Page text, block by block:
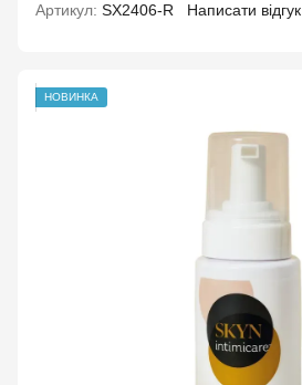
Артикул: SX2406-R Написати відгук
НОВИНКА